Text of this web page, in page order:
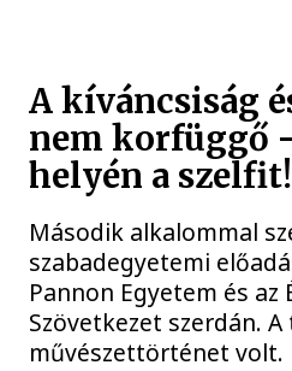
A kíváncsiság
nem korfüggő
helyén a szelfit!
Második alkalommal
szabadegyetemi
Pannon Egyetem és az
Szövetkezet szerdán.
művészettörténet volt.